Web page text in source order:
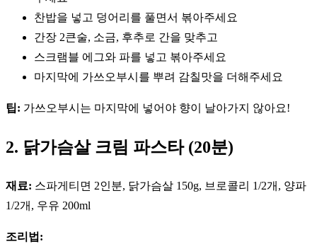
찬밥을 넣고 덩어리를 풀면서 볶아주세요
간장 2큰술, 소금, 후추로 간을 맞추고
스크램블 에그와 파를 넣고 볶아주세요
마지막에 가쓰오부시를 뿌려 감칠맛을 더해주세요
팁: 가쓰오부시는 마지막에 넣어야 향이 날아가지 않아요!
2. 닭가슴살 크림 파스타 (20분)
재료: 스파게티면 2인분, 닭가슴살 150g, 브로콜리 1/2개, 양파
1/2개, 우유 200ml
조리법: